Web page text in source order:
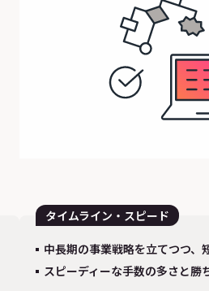
タイムライン・スピード
中長期の事業戦略を立てつつ、
スピーディーな手数の多さと勝